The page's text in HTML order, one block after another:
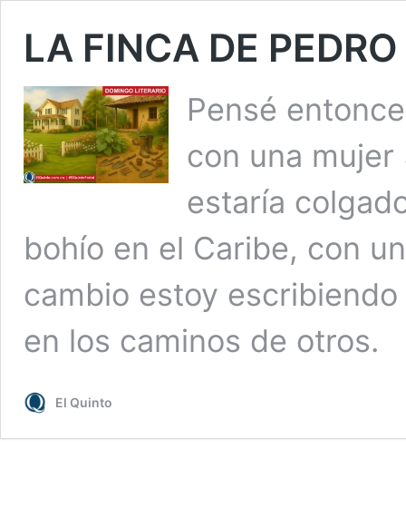
LA FINCA DE
Pensé
con una mujer
estaría
bohío en el Caribe, con
cambio estoy
en los caminos de otros.
El Quinto